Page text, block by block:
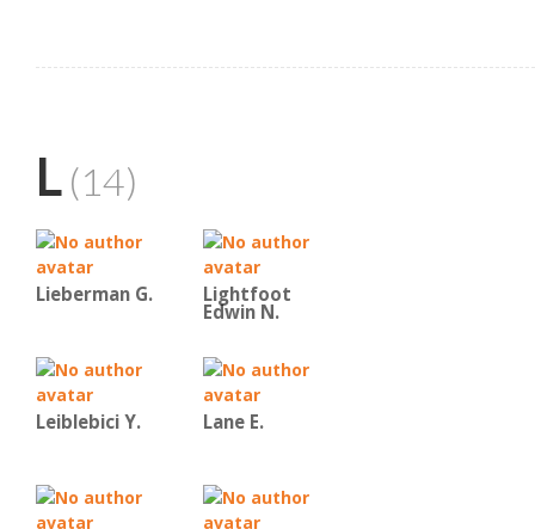
L (14)
Lieberman G. Lightfoot
Edwin N.
Leiblebici Y. Lane E.